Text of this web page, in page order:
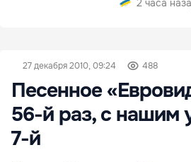
2 часа
27 декабря 2010, 09:24 488
Песенное
56-й раз, с нашим
7-й